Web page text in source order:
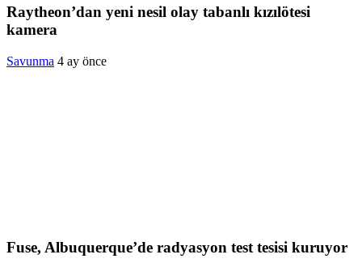
Raytheon’dan yeni nesil olay tabanlı kızılötesi
kamera
Savunma 4 ay önce
Fuse, Albuquerque’de radyasyon test tesisi kuruyor